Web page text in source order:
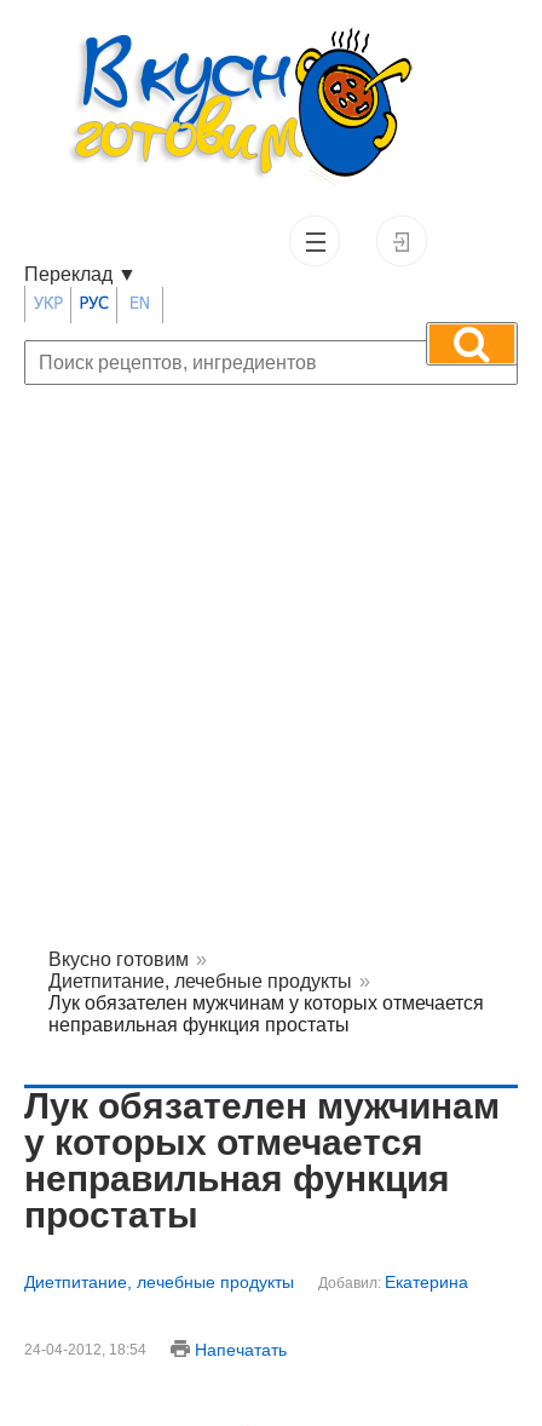
Переклад ▼
Вкусно готовим »
Диетпитание, лечебные продукты »
Лук обязателен мужчинам у которых отмечается
неправильная функция простаты
Лук обязателен мужчинам
у которых отмечается
неправильная функция
простаты
Диетпитание, лечебные продукты Добавил: Екатерина
24-04-2012, 18:54 Напечатать